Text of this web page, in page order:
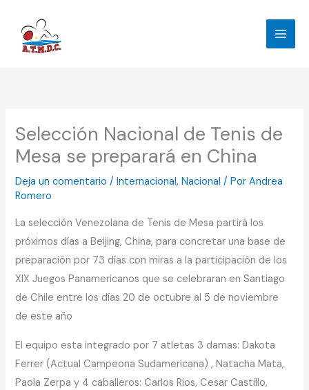
contenido
Selección Nacional de Tenis de
Mesa se preparará en China
Deja un comentario /Internacional,Nacional / PorAndrea
Romero
La selección Venezolana de Tenis de Mesa partirá los
próximos días a Beijing, China, para concretar una base de
preparación por 73 días con miras a la participación de los
XIX Juegos Panamericanos que se celebraran en Santiago
de Chile entre los días 20 de octubre al 5 de noviembre
de este año
El equipo esta integrado por 7 atletas 3 damas: Dakota
Ferrer (Actual Campeona Sudamericana) , Natacha Mata,
Paola Zerpa y 4 caballeros: Carlos Rios, Cesar Castillo,